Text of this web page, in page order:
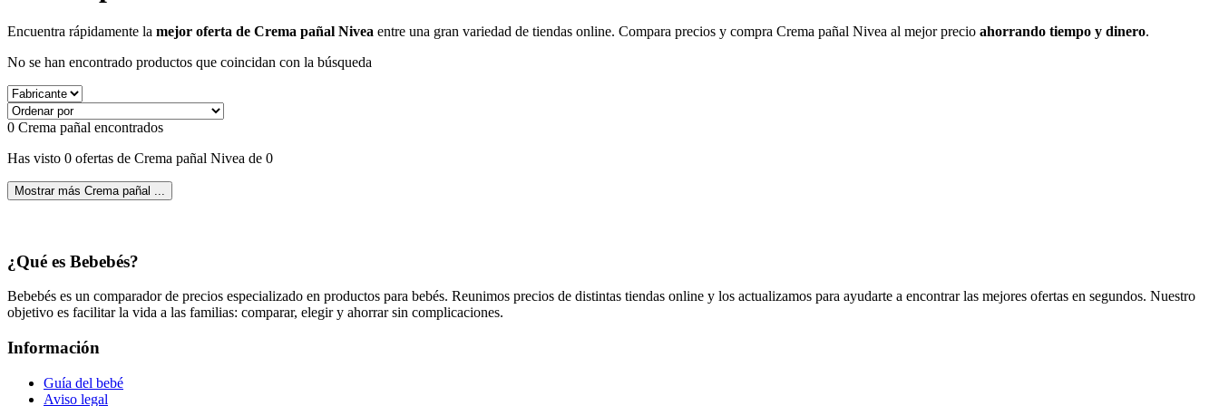
Encuentra rápidamente la mejor oferta de Crema pañal Nivea entre una gran variedad de tiendas online. Compara precios y compra Crema pañal Nivea al mejor precio ahorrando tiempo y dinero.
No se han encontrado productos que coincidan con la búsqueda
0 Crema pañal encontrados
Has visto 0 ofertas de Crema pañal Nivea de 0
Mostrar más Crema pañal ...
¿Qué es Bebebés?
Bebebés es un comparador de precios especializado en productos para bebés. Reunimos precios de distintas tiendas online y los actualizamos para ayudarte a encontrar las mejores ofertas en segundos. Nuestro
objetivo es facilitar la vida a las familias: comparar, elegir y ahorrar sin complicaciones.
Información
Guía del bebé
Aviso legal